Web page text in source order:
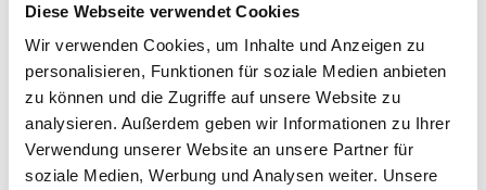
Diese Webseite verwendet Cookies
Wir verwenden Cookies, um Inhalte und Anzeigen zu
personalisieren, Funktionen für soziale Medien anbieten
zu können und die Zugriffe auf unsere Website zu
analysieren. Außerdem geben wir Informationen zu Ihrer
Verwendung unserer Website an unsere Partner für
soziale Medien, Werbung und Analysen weiter. Unsere
SERVICES
- Impfung gegen Grippe 
- Messung Blutzucker 